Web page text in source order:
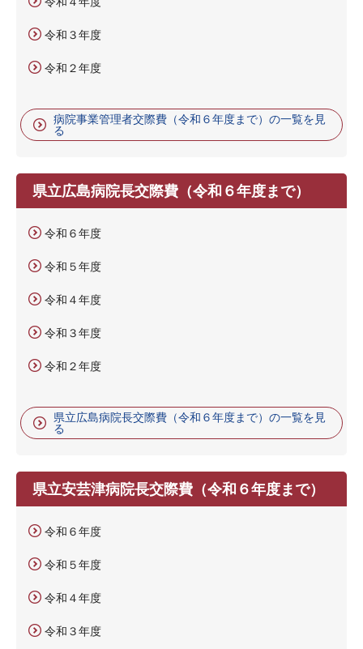
令和３年度
令和２年度
病院事業管理者交際費（令和６年度まで）の一覧を見
る
県立広島病院長交際費（令和６年度まで）
令和６年度
令和５年度
令和４年度
令和３年度
令和２年度
県立広島病院長交際費（令和６年度まで）の一覧を見
る
県立安芸津病院長交際費（令和６年度まで）
令和６年度
令和５年度
令和４年度
令和３年度